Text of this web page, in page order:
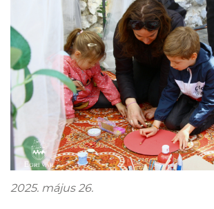
2025. május 26.